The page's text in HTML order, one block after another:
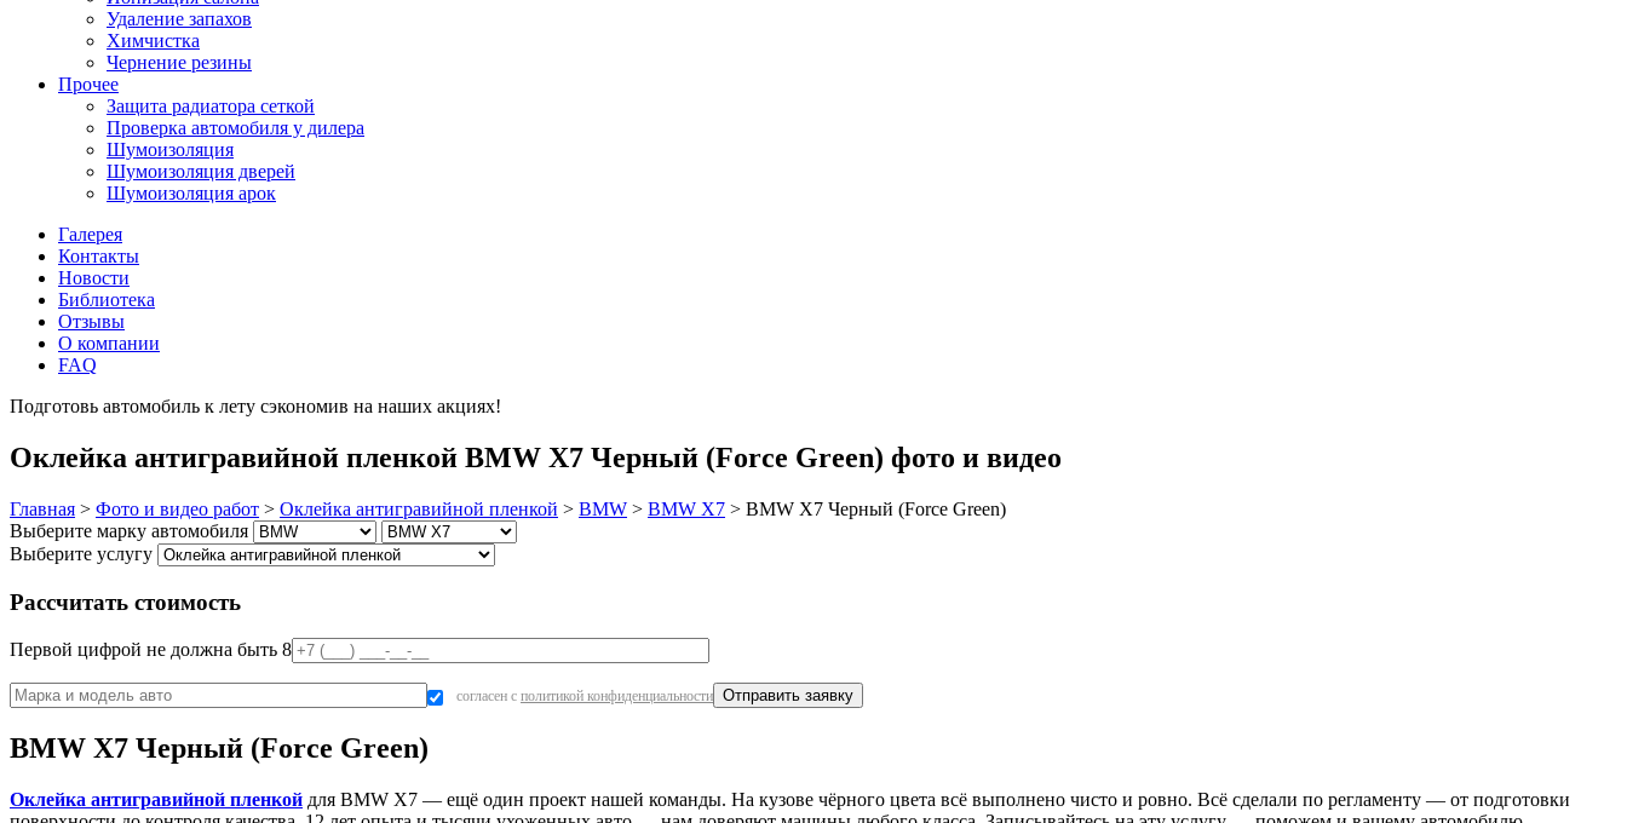
Удаление запахов
Химчистка
Чернение резины
Прочее
Защита радиатора сеткой
Проверка автомобиля у дилера
Шумоизоляция
Шумоизоляция дверей
Шумоизоляция арок
Галерея
Контакты
Новости
Библиотека
Отзывы
О компании
FAQ
Подготовь автомобиль к лету сэкономив на наших акциях!
Оклейка антигравийной пленкой BMW X7 Черный (Force Green) фото и видео
Главная > Фото и видео работ > Оклейка антигравийной пленкой > BMW > BMW X7 > BMW X7 Черный (Force Green)
Выберите марку автомобиля
Выберите услугу
Рассчитать стоимость
Первой цифрой не должна быть 8
согласен с политикой конфиденциальности
BMW X7 Черный (Force Green)
Оклейка антигравийной пленкой для BMW X7 — ещё один проект нашей команды. На кузове чёрного цвета всё выполнено чисто и ровно. Всё сделали по регламенту — от подготовки